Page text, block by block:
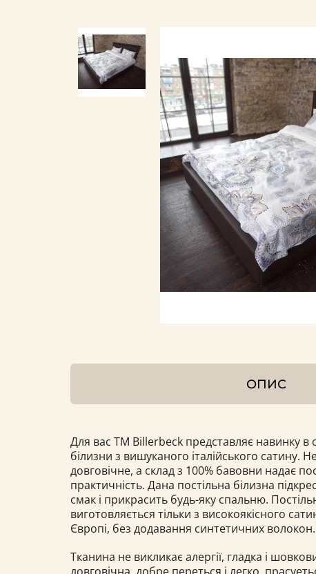
ОПИС
Для вас ТМ Billerbeсk представляє навинку в
білизни з вишуканого італійського сатину.
довговічне, а склад з 100% бавовни надає
практичність. Дана постільна білизна
смак і прикрасить будь-яку спальню.
виготовляється тільки з високоякісного
Європі, без додавання синтетичних волокон.
Тканина не викликає алергії, гладка і
довговічна, добре переться і легко